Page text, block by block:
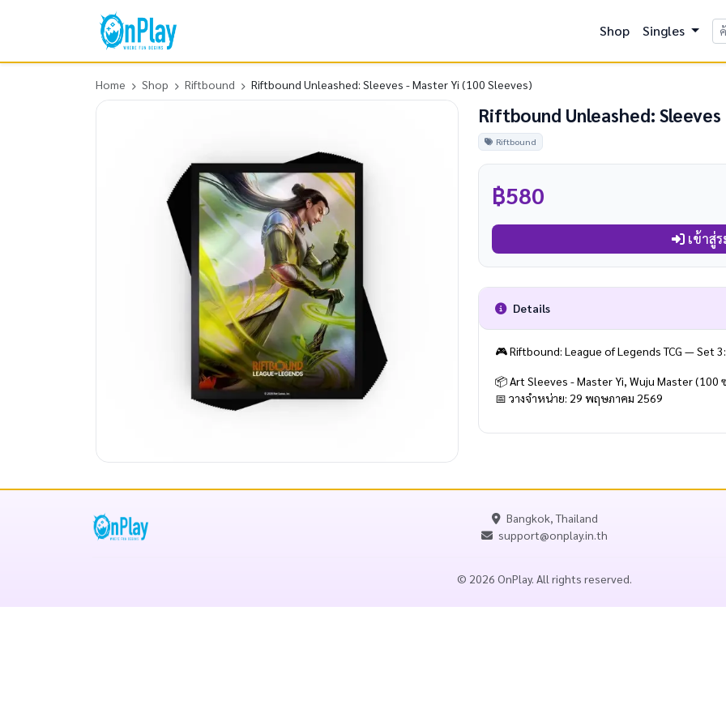
Shop Singles
Home Shop Riftbound Riftbound Unleashed: Sleeves - Master Yi (100 Sleeves)
Riftbound Unleashed:
Riftbound
฿580
เข้าสู่
Details
🎮 Riftbound: League of Legends TCG — Set
📦 Art Sleeves - Master Yi, Wuju Master (100
📅 วางจำหน่าย: 29 พฤษภาคม 2569
Bangkok, Thailand
support@onplay.in.th
© 2026 OnPlay. All rights reserved.